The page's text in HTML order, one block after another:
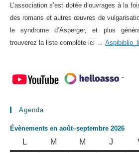
L’association s’est dotée d’ouvrages à la
des romans et autres œuvres de
le syndrome d’Asperger, et plus
trouverez la liste complète ici →
-
Agenda
Évènements en août–septembre 2026
L M M MERCREDI
J